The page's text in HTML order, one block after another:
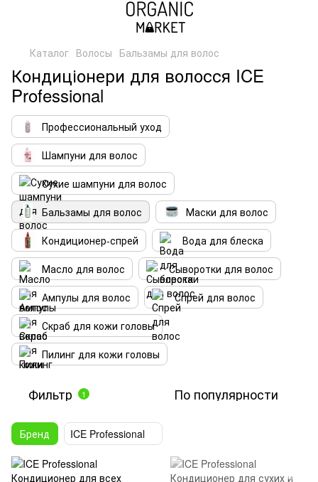
Каталог Волосы Бальзамы для волос
Кондиціонери для волосся ICE
Professional
Профессиональный уход
Шампуни для волос
Сухие шампуни для волос
Бальзамы для волос
Маски для волос
Кондиционер-спрей
Вода для блеска
Масло для волос
Сыворотки для волос
Ампулы для волос
Спрей для волос
Скраб для кожи головы
Пилинг для кожи головы
Фильтр 1 По популярности
Бренд ICE Professional